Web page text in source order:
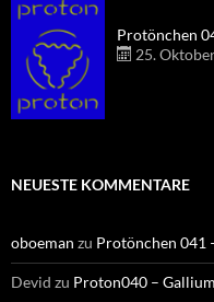
Protönchen
25.
NEUESTE KOMMENTARE
oboeman zu Protönchen 041
Devid zu Proton040 –